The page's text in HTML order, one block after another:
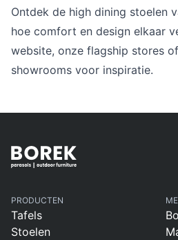
3D modellen
Nieuws
Over ons
Taalkeuze
Ontdek de high dining stoelen
hoe comfort en design elkaar
website, onze flagship stores
showrooms voor inspiratie.
PRODUCTEN
Tafels
Stoelen